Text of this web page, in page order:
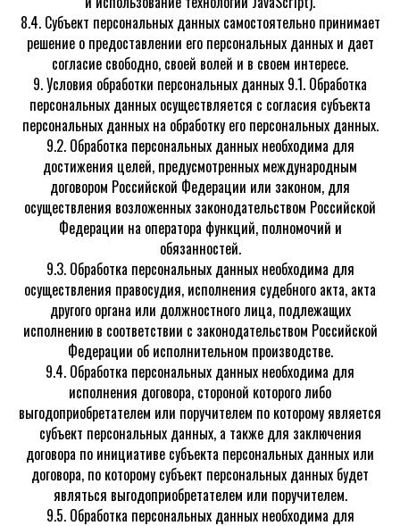
8.4. Субъект персональных данных самостоятельно принимает
решение о предоставлении его персональных данных и дает
согласие свободно, своей волей и в своем интересе.
9. Условия обработки персональных данных 9.1. Обработка
персональных данных осуществляется с согласия субъекта
персональных данных на обработку его персональных данных.
9.2. Обработка персональных данных необходима для
достижения целей, предусмотренных международным
договором Российской Федерации или законом, для
осуществления возложенных законодательством Российской
Федерации на оператора функций, полномочий и
обязанностей.
9.3. Обработка персональных данных необходима для
осуществления правосудия, исполнения судебного акта, акта
другого органа или должностного лица, подлежащих
исполнению в соответствии с законодательством Российской
Федерации об исполнительном производстве.
9.4. Обработка персональных данных необходима для
исполнения договора, стороной которого либо
выгодоприобретателем или поручителем по которому является
субъект персональных данных, а также для заключения
договора по инициативе субъекта персональных данных или
договора, по которому субъект персональных данных будет
являться выгодоприобретателем или поручителем.
9.5. Обработка персональных данных необходима для